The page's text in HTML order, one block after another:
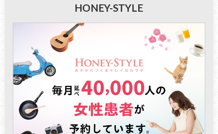
HONEY-STYLE